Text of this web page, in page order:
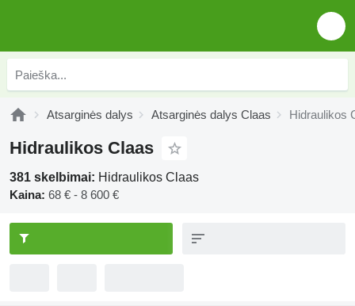
Atsarginės dalys Atsarginės dalys Claas Hidraulikos
Hidraulikos Claas
381 skelbimai: Hidraulikos Claas
Kaina: 68 € - 8 600 €